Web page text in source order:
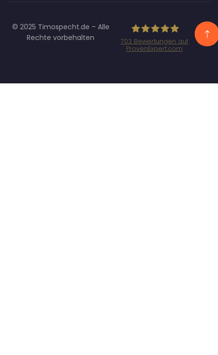
© 2025 Timospecht.de – Alle
Rechte vorbehalten
Marketing GmbH
703 Bewertungen auf
ProvenExpert.com